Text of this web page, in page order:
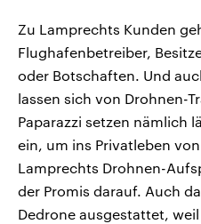
Zu Lamprechts Kunden
Flughafenbetreiber,
oder Botschaften. Und
lassen sich von Drohnen-
Paparazzi setzen nämlich
ein, um ins Privatleben
Lamprechts Drohnen-
der Promis darauf. Auch
Dedrone ausgestattet,